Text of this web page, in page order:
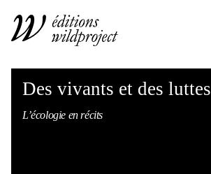
Des vivants et des luttes
L’écologie en récits